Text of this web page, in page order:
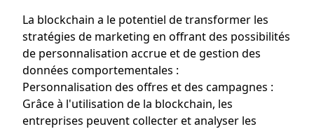
La blockchain a le potentiel de transformer les
stratégies de marketing en offrant des possibilités
de personnalisation accrue et de gestion des
données comportementales :
Personnalisation des offres et des campagnes :
Grâce à l'utilisation de la blockchain, les
entreprises peuvent collecter et analyser les